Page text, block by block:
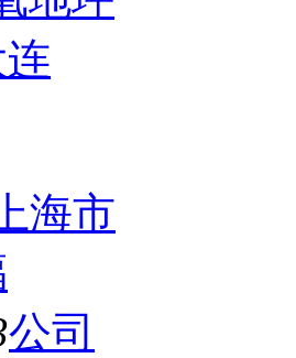
上海市
公司